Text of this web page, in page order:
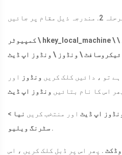
کمپیوٹر \ hkey_local_machine \ سافٹ ویئر \ پالیسیاں \
\ ونڈوز \ ونڈوز اپ ڈیٹ
تو ، دائیں کلک کریں ونڈوز
اور
اس کا نام بتائیں ونڈوز اپ ڈیٹ
اپ ڈیٹ اور منتخب کریں نیا >
سٹرنگ ویلیو .
. پھر اس پر ڈبل کلک کریں ، اس